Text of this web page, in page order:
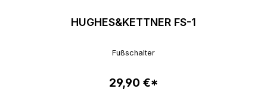
HUGHES&KETTNER FS-1
Fußschalter
Regulärer Preis:
29,90 €*